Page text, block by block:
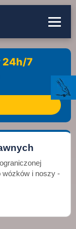
24h/7
wózków i noszy -